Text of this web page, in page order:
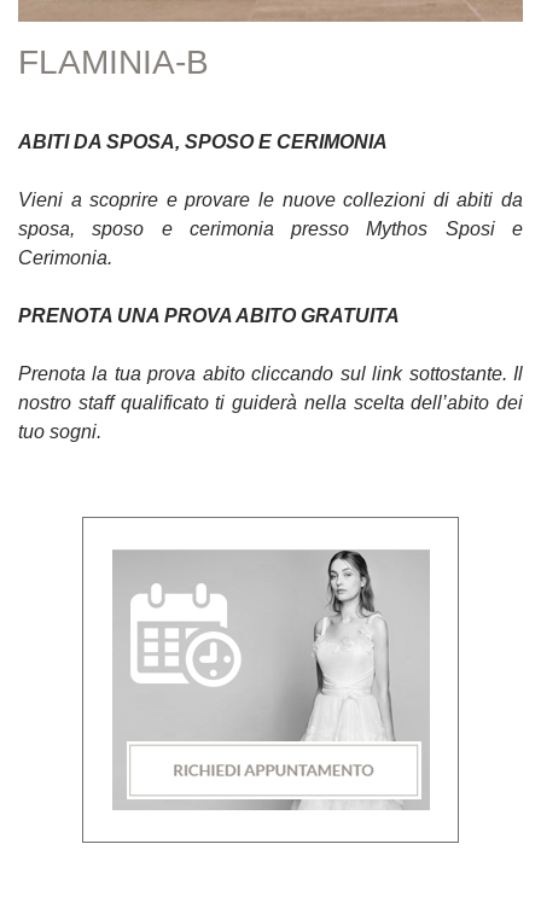
FLAMINIA-B
ABITI DA SPOSA, SPOSO E CERIMONIA
Vieni a scoprire e provare le nuove collezioni di abiti da
sposa, sposo e cerimonia presso Mythos Sposi e
Cerimonia.
PRENOTA UNA PROVA ABITO GRATUITA
Prenota la tua prova abito cliccando sul link sottostante. Il
nostro staff qualificato ti guiderà nella scelta dell’abito dei
tuo sogni.